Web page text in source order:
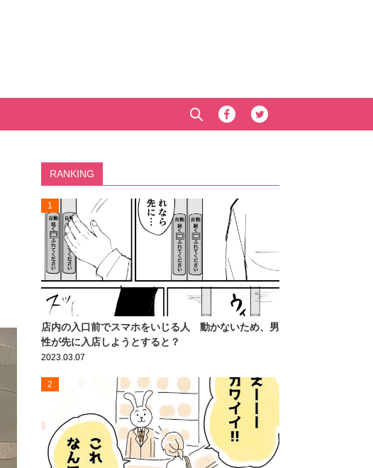
RANKING
1
店内の入口前でスマホをいじる人 動かないため、男
性が先に入店しようとすると？
2023.03.07
2